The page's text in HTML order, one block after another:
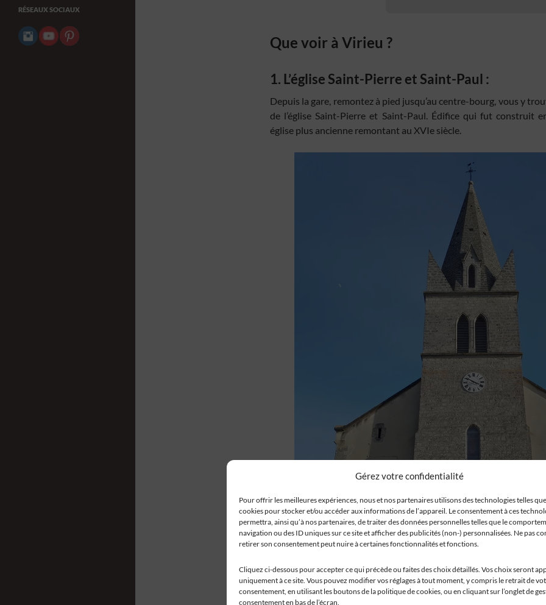
Gérez votre confidentialité
Pour offrir les meilleures expériences, nous et nos partenaires utilisons des technologies telles
cookies pour stocker et/ou accéder aux informations de l’appareil. Le consentement à ces
permettra, ainsi qu’à nos partenaires, de traiter des données personnelles telles que le
navigation ou des ID uniques sur ce site et afficher des publicités (non-) personnalisées. Ne pas
retirer son consentement peut nuire à certaines fonctionnalités et fonctions.
Cliquez ci-dessous pour accepter ce qui précède ou faites des choix détaillés. Vos choix seront
uniquement à ce site. Vous pouvez modifier vos réglages à tout moment, y compris le retrait de
consentement, en utilisant les boutons de la politique de cookies, ou en cliquant sur l’onglet de
consentement en bas de l’écran.
Que voir à Virieu ?
1. L’église Saint-Pierre et Saint-Paul :
Depuis la gare, remontez à pied jusqu’au centre-bourg, vous y
de l’église Saint-Pierre et Saint-Paul. Édifice qui fut construit
église plus ancienne remontant au XVIe siècle.
RÉSEAUX SOCIAUX